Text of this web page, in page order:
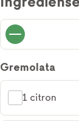
laga
receptet
Gremolata
1 citron